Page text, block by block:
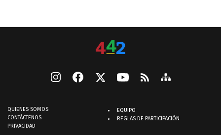
QUIENES SOMOS
CONTÁCTENOS
PRIVACIDAD
EQUIPO
REGLAS DE PARTICIPACIÓN